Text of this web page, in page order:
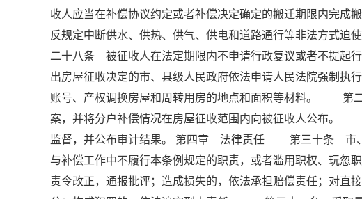
收人应当在补偿协议约定或者补偿决定确定的搬迁期限内完
反规定中断供水、供热、供气、供电和道路通行等非法方式
二十八条 被征收人在法定期限内不申请行政复议或者不提起
出房屋征收决定的市、县级人民政府依法申请人民法院强制
账号、产权调换房屋和周转用房的地点和面积等材料。 第
案，并将分户补偿情况在房屋征收范围内向被征收人公布。
监督，并公布审计结果。 第四章 法律责任 第三十条 市、
与补偿工作中不履行本条例规定的职责，或者滥用职权、玩忽
责令改正，通报批评；造成损失的，依法承担赔偿责任；对直